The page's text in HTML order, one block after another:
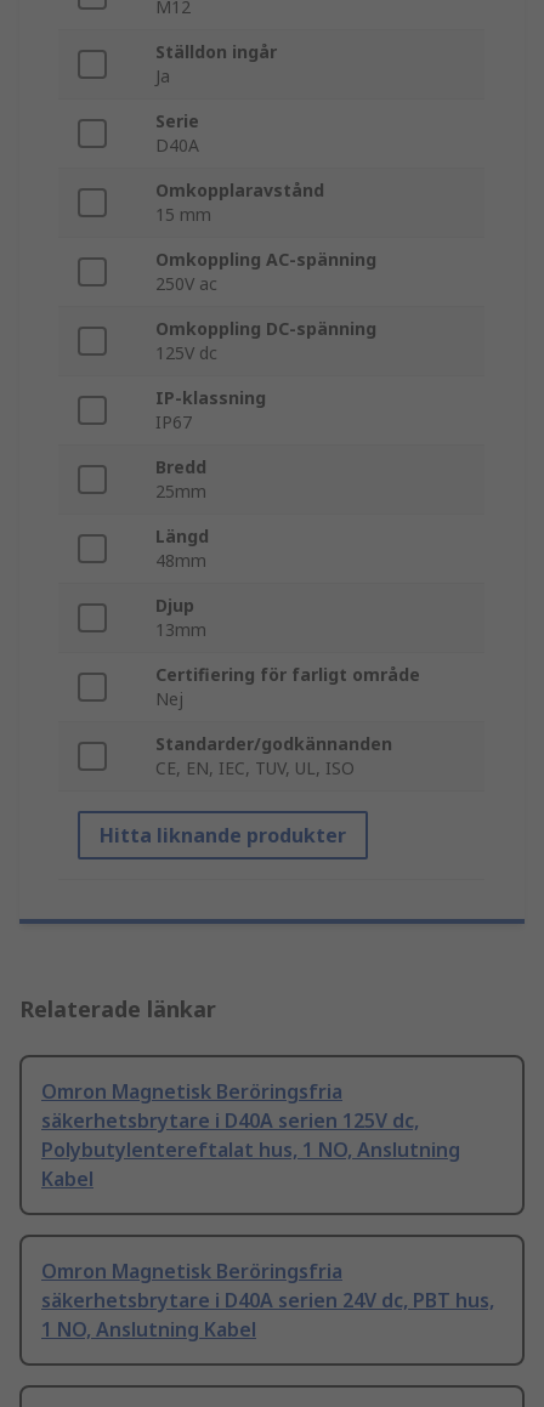
M12
Ställdon ingår
Ja
Serie
D40A
Omkopplaravstånd
15 mm
Omkoppling AC-spänning
250V ac
Omkoppling DC-spänning
125V dc
IP-klassning
IP67
Bredd
25mm
Längd
48mm
Djup
13mm
Certifiering för farligt område
Nej
Standarder/godkännanden
CE, EN, IEC, TUV, UL, ISO
Hitta liknande produkter
Relaterade länkar
Omron Magnetisk Beröringsfria
säkerhetsbrytare i D40A serien 125V dc,
Polybutylentereftalat hus, 1 NO, Anslutning
Kabel
Omron Magnetisk Beröringsfria
säkerhetsbrytare i D40A serien 24V dc, PBT hus,
1 NO, Anslutning Kabel